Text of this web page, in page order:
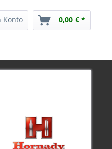
Konto 0,00 € *